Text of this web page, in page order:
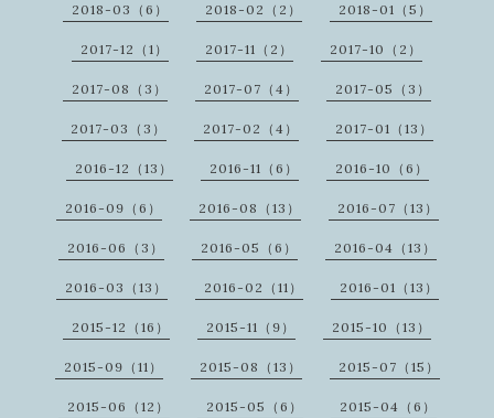
2018-03（6） 2018-02（2） 2018-01（5）
2017-12（1） 2017-11（2） 2017-10（2）
2017-08（3） 2017-07（4） 2017-05（3）
2017-03（3） 2017-02（4） 2017-01（13）
2016-12（13） 2016-11（6） 2016-10（6）
2016-09（6） 2016-08（13） 2016-07（13）
2016-06（3） 2016-05（6） 2016-04（13）
2016-03（13） 2016-02（11） 2016-01（13）
2015-12（16） 2015-11（9） 2015-10（13）
2015-09（11） 2015-08（13） 2015-07（15）
2015-06（12） 2015-05（6） 2015-04（6）